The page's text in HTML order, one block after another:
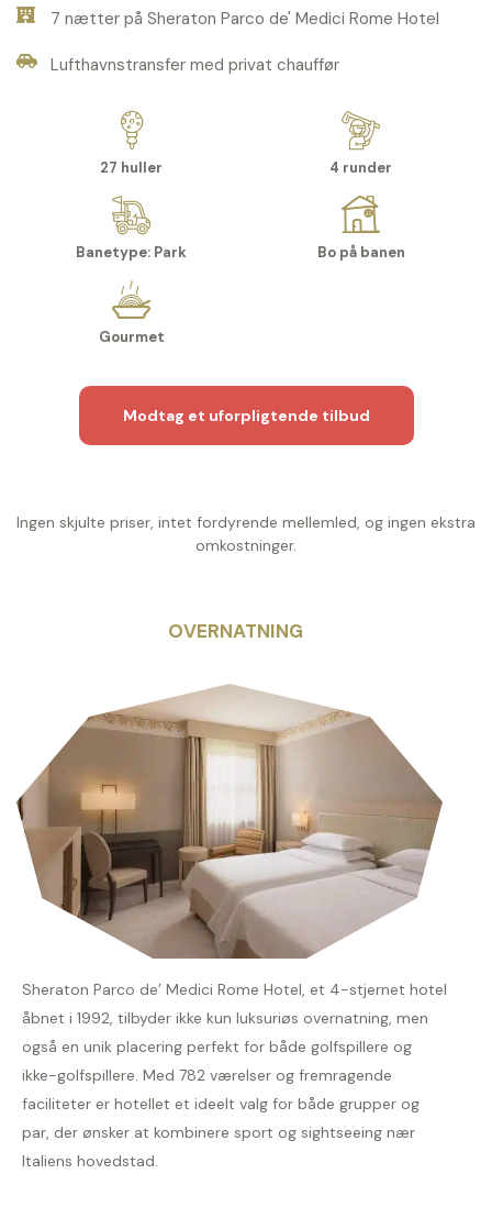
7 nætter på Sheraton Parco de' Medici Rome Hotel
Lufthavnstransfer med privat chauffør
27 huller 4 runder
Banetype: Park Bo på banen
Gourmet
Modtag et uforpligtende tilbud
Ingen skjulte priser, intet fordyrende mellemled, og ingen ekstra
omkostninger.
OVERNATNING
Sheraton Parco de’ Medici Rome Hotel, et 4-stjernet hotel
åbnet i 1992, tilbyder ikke kun luksuriøs overnatning, men
også en unik placering perfekt for både golfspillere og
ikke-golfspillere. Med 782 værelser og fremragende
faciliteter er hotellet et ideelt valg for både grupper og
par, der ønsker at kombinere sport og sightseeing nær
Italiens hovedstad.